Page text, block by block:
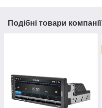
Подібні товари компанії